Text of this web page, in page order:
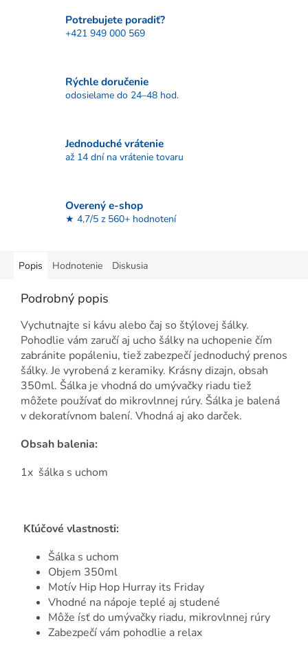
Potrebujete poradiť?
+421 949 000 569
Rýchle doručenie
odosielame do 24–48 hod.
Jednoduché vrátenie
až 14 dní na vrátenie tovaru
Overený e-shop
★ 4,7/5 z 560+ hodnotení
Popis Hodnotenie Diskusia
Podrobný popis
Vychutnajte si kávu alebo čaj so štýlovej šálky.
Pohodlie vám zaručí aj ucho šálky na uchopenie čím
zabránite popáleniu, tiež zabezpečí jednoduchý prenos
šálky. Je vyrobená z keramiky. Krásny dizajn, obsah
350ml. Šálka je vhodná do umývačky riadu tiež
môžete používať do mikrovlnnej rúry. Šálka je balená
v dekoratívnom balení. Vhodná aj ako darček.
Obsah balenia:
1x šálka s uchom
Kľúčové vlastnosti:
Šálka s uchom
Objem 350ml
Motív Hip Hop Hurray its Friday
Vhodné na nápoje teplé aj studené
Môže ísť do umývačky riadu, mikrovlnnej rúry
Zabezpečí vám pohodlie a relax